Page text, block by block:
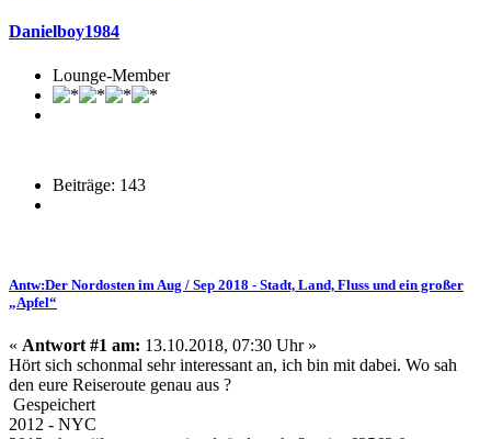
Danielboy1984
Lounge-Member
Beiträge: 143
Antw:Der Nordosten im Aug / Sep 2018 - Stadt, Land, Fluss und ein großer
„Apfel“
« Antwort #1 am: 13.10.2018, 07:30 Uhr »
Hört sich schonmal sehr interessant an, ich bin mit dabei. Wo sah
den eure Reiseroute genau aus ?
Gespeichert
2012 - NYC